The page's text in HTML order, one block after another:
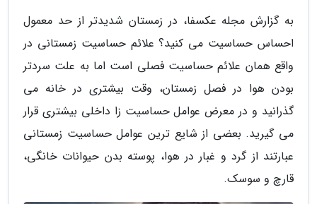
به گزارش مجله عکسفا، در زمستان شدیدتر از حد معمول
احساس حساسیت می کنید؟ علائم حساسیت زمستانی در
واقع همان علائم حساسیت فصلی است اما به علت سردتر
بودن هوا در فصل زمستان، وقت بیشتری در خانه می
گذرانید و در معرض عوامل حساسیت زا داخلی بیشتری قرار
می گیرید. بعضی از شایع ترین عوامل حساسیت زمستانی
عبارتند از گرد و غبار در هوا، پوسته بدن حیوانات خانگی،
قارچ و سوسک.